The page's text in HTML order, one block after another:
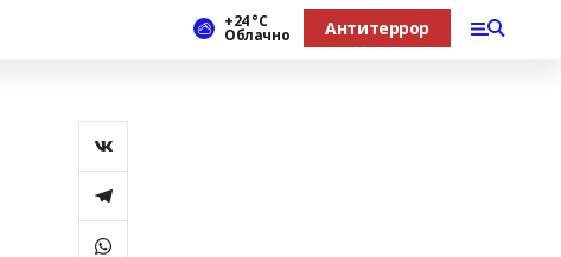
+24 °С
Облачно Антитеррор